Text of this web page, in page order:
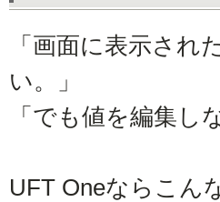
「画面に表示さ
い。」
「でも値を編集
UFT Oneならこん